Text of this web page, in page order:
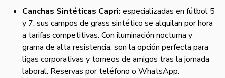
Canchas Sintéticas Capri: especializadas en fútbol 5
y 7, sus campos de grass sintético se alquilan por hora
a tarifas competitivas. Con iluminación nocturna y
grama de alta resistencia, son la opción perfecta para
ligas corporativas y torneos de amigos tras la jornada
laboral. Reservas por teléfono o WhatsApp.